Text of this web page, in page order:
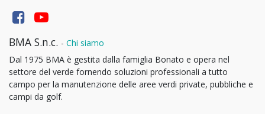
BMA S.n.c. - Chi siamo
Dal 1975 BMA è gestita dalla famiglia Bonato e opera nel
settore del verde fornendo soluzioni professionali a tutto
campo per la manutenzione delle aree verdi private, pubbliche e
campi da golf.